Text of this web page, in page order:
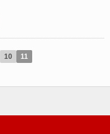
10 11